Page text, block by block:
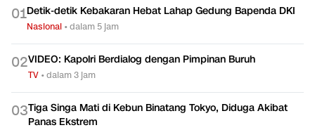
01Detik-detik Kebakaran Hebat Lahap Gedung Bapenda DKI
Nasional •dalam 5 jam
02VIDEO: Kapolri Berdialog dengan Pimpinan Buruh
TV •dalam 3 jam
03Tiga Singa Mati di Kebun Binatang Tokyo, Diduga Akibat
Panas Ekstrem